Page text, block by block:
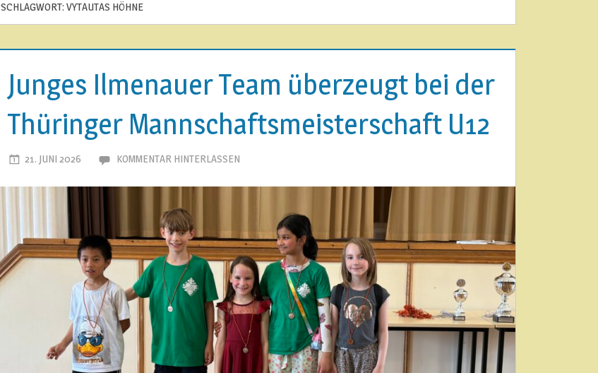
SCHLAGWORT: VYTAUTAS HÖHNE
Junges Ilmenauer Team überzeugt bei der
Thüringer Mannschaftsmeisterschaft U12
21. JUNI 2026 ILMENAUER SCHACHVEREIN
KOMMENTAR HINTERLASSEN